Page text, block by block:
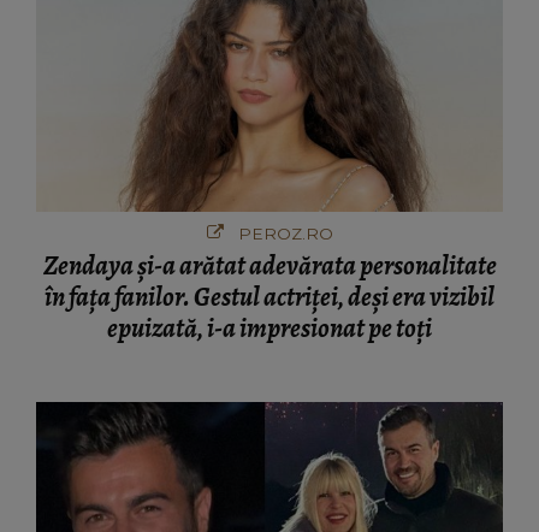
PEROZ.RO
Zendaya și-a arătat adevărata personalitate
în fața fanilor. Gestul actriței, deși era vizibil
epuizată, i-a impresionat pe toți